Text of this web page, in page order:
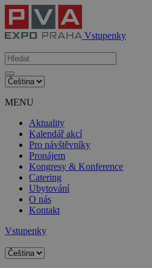
Vstupenky
MENU
Aktuality
Kalendář akcí
Pro návštěvníky
Pronájem
Kongresy & Konference
Catering
Ubytování
O nás
Kontakt
Vstupenky